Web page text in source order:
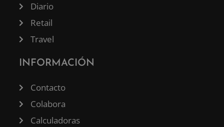
Diario
Retail
Travel
INFORMACIÓN
Contacto
Colabora
Calculadoras